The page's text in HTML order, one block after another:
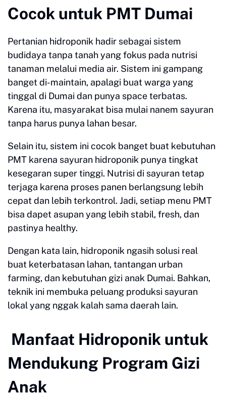
Cocok untuk PMT Dumai
Pertanian hidroponik hadir sebagai sistem
budidaya tanpa tanah yang fokus pada nutrisi
tanaman melalui media air. Sistem ini gampang
banget di-maintain, apalagi buat warga yang
tinggal di Dumai dan punya space terbatas.
Karena itu, masyarakat bisa mulai nanem sayuran
tanpa harus punya lahan besar.
Selain itu, sistem ini cocok banget buat kebutuhan
PMT karena sayuran hidroponik punya tingkat
kesegaran super tinggi. Nutrisi di sayuran tetap
terjaga karena proses panen berlangsung lebih
cepat dan lebih terkontrol. Jadi, setiap menu PMT
bisa dapet asupan yang lebih stabil, fresh, dan
pastinya healthy.
Dengan kata lain, hidroponik ngasih solusi real
buat keterbatasan lahan, tantangan urban
farming, dan kebutuhan gizi anak Dumai. Bahkan,
teknik ini membuka peluang produksi sayuran
lokal yang nggak kalah sama daerah lain.
Manfaat Hidroponik untuk
Mendukung Program Gizi
Anak